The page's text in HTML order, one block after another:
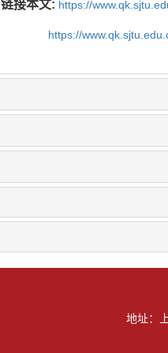
链接本文: https://
https://
地址：